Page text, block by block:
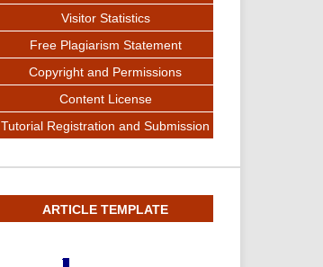
Visitor Statistics
Free Plagiarism Statement
Copyright and Permissions
Content License
Tutorial Registration and Submission
ARTICLE TEMPLATE